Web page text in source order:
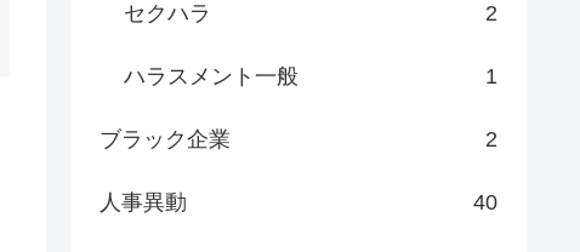
セクハラ 2
ハラスメント一般 1
ブラック企業 2
人事異動 40